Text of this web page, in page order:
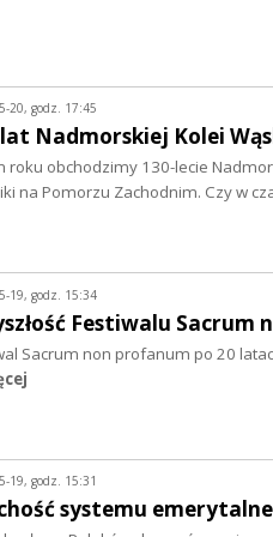
20, godz. 17:45
lat Nadmorskiej Kolei
roku obchodzimy 130-lecie
na Pomorzu Zachodnim. Czy w
19, godz. 15:34
Festiwalu Sacrum
Sacrum non profanum po 20
19, godz. 15:31
systemu